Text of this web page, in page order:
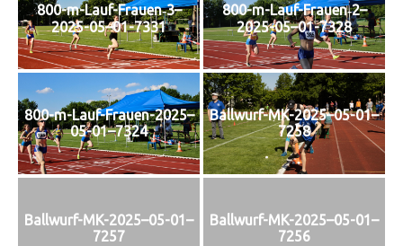
800-m-Lauf-Frauen‑3–
2025-05–01-7331
800-m-Lauf-Frauen‑2–
2025-05–01-7328
800-m-Lauf-Frauen-2025–
05-01–7324
Ballwurf-MK-2025–05-01–
7258
Ballwurf-MK-2025–05-01–
7257
Ballwurf-MK-2025–05-01–
7256